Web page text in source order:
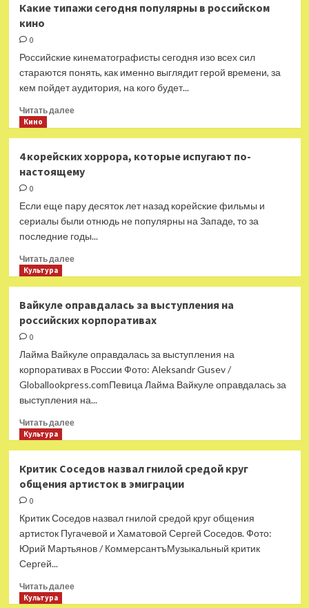
продюсер
основателя
группы
в
Какие типажи сегодня популярны в российском
кино
0
Российские кинематографисты сегодня изо всех сил
стараются понять, как именно выглядит герой времени, за
кем пойдет аудитория, на кого будет...
Читать далееПрочитать
типажи
сегодня
кино
Кино
4 корейских хоррора, которые испугают по-
настоящему
0
Если еще пару десяток лет назад корейские фильмы и
сериалы были отнюдь не популярны на Западе, то за
последние годы...
Читать далееПрочитать
хоррора,
которые
настоящему
Культура
Вайкуле оправдалась за выступления на
российских корпоративах
0
Лайма Вайкуле оправдалась за выступления на
корпоративах в России Фото: Aleksandr Gusev /
Globallookpress.comПевица Лайма Вайкуле оправдалась за
выступления на...
Читать далееПрочитать
оправдалась
за
российских
корпоративах
Культура
Критик Соседов назвал гнилой средой круг
общения артисток в эмиграции
0
Критик Соседов назвал гнилой средой круг общения
артисток Пугачевой и Хаматовой Сергей Соседов. Фото:
Юрий Мартьянов / КоммерсантъМузыкальный критик
Сергей...
Читать далееПрочитать
Культура